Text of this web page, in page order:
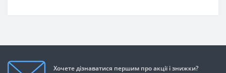
Хочете дізнаватися першим про акції і знижки?